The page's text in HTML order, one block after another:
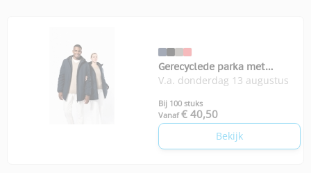
Gerecyclede parka met
capuchon unisex
V.a. donderdag 13 augustus
Bij 100 stuks
Vanaf € 40,50
Bekijk